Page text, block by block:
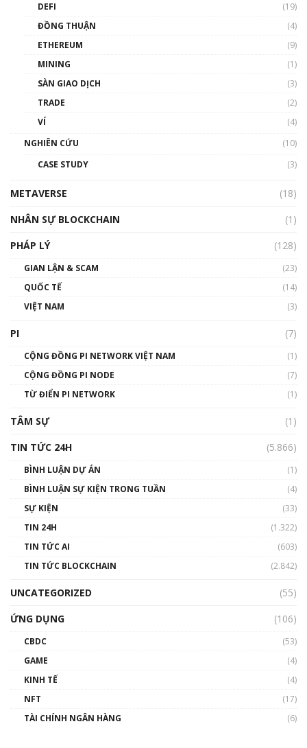
DEFI
(19)
ĐỒNG THUẬN
(4)
ETHEREUM
(9)
MINING
(1)
SÀN GIAO DỊCH
(3)
TRADE
(2)
VÍ
(4)
NGHIÊN CỨU
(10)
CASE STUDY
(3)
METAVERSE
(18)
NHÂN SỰ BLOCKCHAIN
(1)
PHÁP LÝ
(128)
GIAN LẬN & SCAM
(23)
QUỐC TẾ
(14)
VIỆT NAM
(3)
PI (7)
CỘNG ĐỒNG PI NETWORK VIỆT NAM
(1)
CỘNG ĐỒNG PI NODE
(7)
TỪ ĐIỂN PI NETWORK
(1)
TÂM SỰ
(1)
TIN TỨC 24H
(5.866)
BÌNH LUẬN DỰ ÁN
(1)
BÌNH LUẬN SỰ KIỆN TRONG TUẦN
(4)
SỰ KIỆN
(33)
TIN 24H
(1.322)
TIN TỨC AI
(603)
TIN TỨC BLOCKCHAIN
(2.842)
UNCATEGORIZED
(55)
ỨNG DỤNG
(106)
CBDC
(53)
GAME
(4)
KINH TẾ
(4)
NFT
(17)
TÀI CHÍNH NGÂN HÀNG
(6)